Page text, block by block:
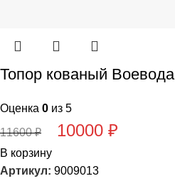
Топор кованый Воевода
Оценка 0 из 5
11600₽ 10000 ₽
В корзину
Артикул: 9009013